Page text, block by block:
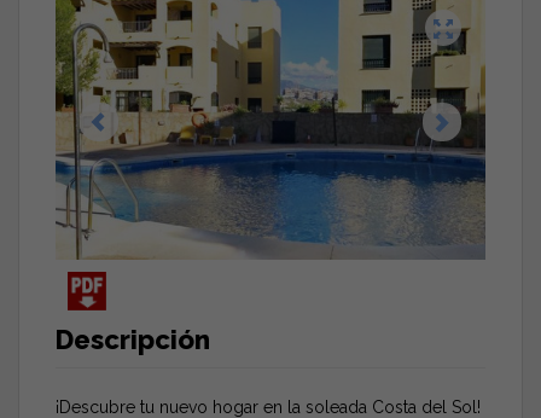
Descripción
¡Descubre tu nuevo hogar en la soleada Costa del Sol!